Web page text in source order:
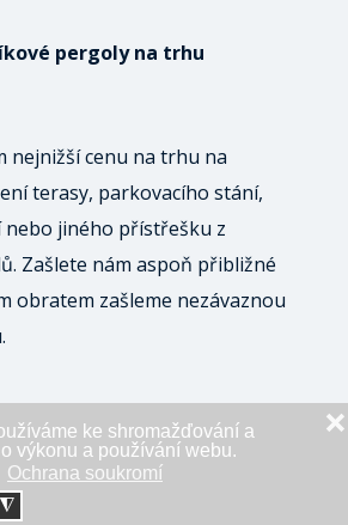
ke shromažďování a
výkonu a používání webu.
Ochrana soukromí
◮
❌
pergoly na trhu
nejnižší cenu na trhu na
terasy, parkovacího stání,
nebo jiného přístřešku z
Zašlete nám aspoň přibližné
obratem zašleme nezávaznou
POPTÁVKU